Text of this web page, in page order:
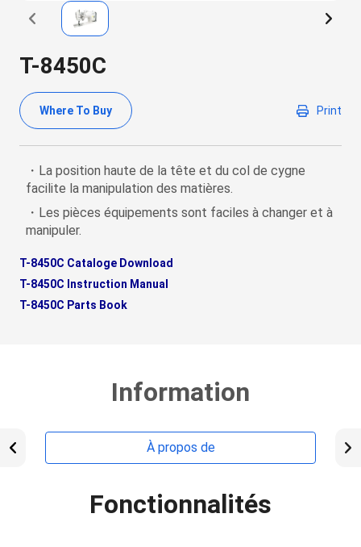
T-8450C
Where To Buy Print
・La position haute de la tête et du col de cygne
facilite la manipulation des matières.
・Les pièces équipements sont faciles à changer et à
manipuler.
T-8450C Cataloge Download
T-8450C Instruction Manual
T-8450C Parts Book
Information
À propos de
Fonctionnalités